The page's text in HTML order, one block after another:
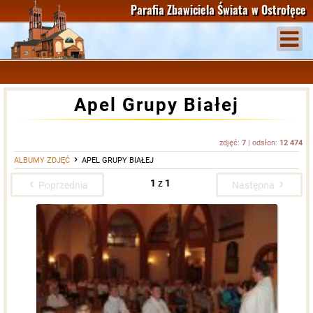
Parafia Zbawiciela Świata w Ostrołęce
Apel Grupy Białej
zdjęć: 7 | odsłon: 12 474
ALBUMY ZDJĘĆ
APEL GRUPY BIAŁEJ
Poprzednia 1 z 1 Następna